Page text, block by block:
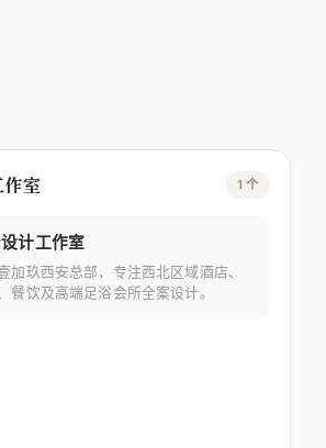
室 1 个
计工作室
加玖西安总部，专注西北区域酒店、
餐饮及高端足浴会所全案设计。